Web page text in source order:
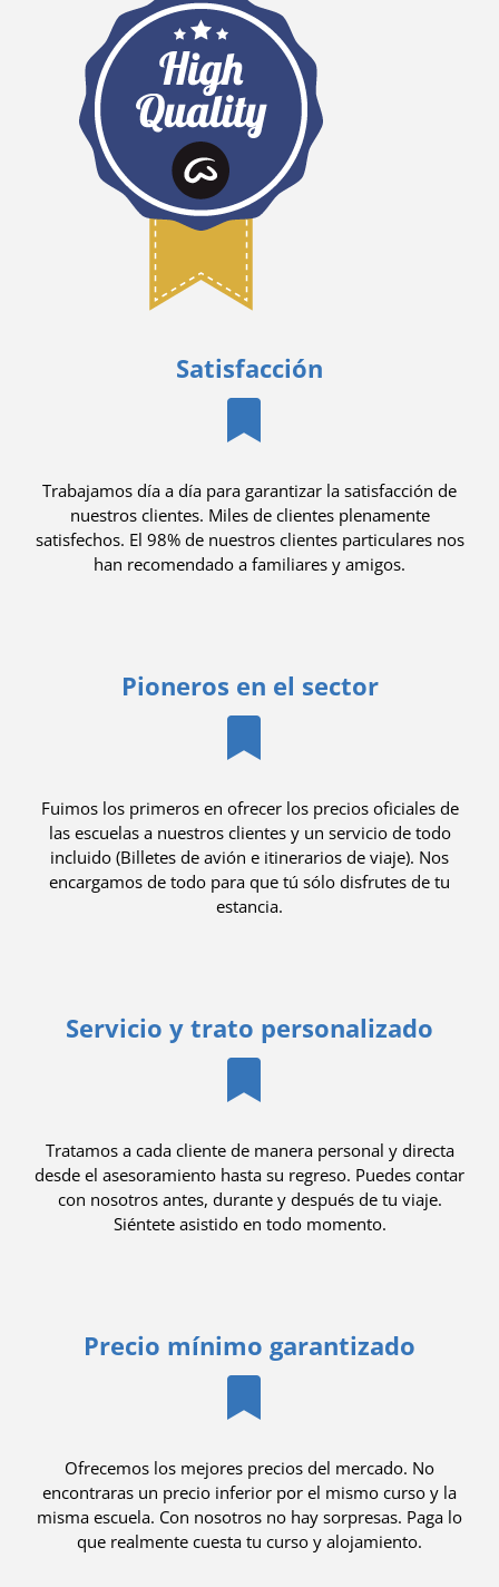
Satisfacción
Trabajamos día a día para garantizar la satisfacción de
nuestros clientes. Miles de clientes plenamente
satisfechos. El 98% de nuestros clientes particulares nos
han recomendado a familiares y amigos.
Pioneros en el sector
Fuimos los primeros en ofrecer los precios oficiales de
las escuelas a nuestros clientes y un servicio de todo
incluido (Billetes de avión e itinerarios de viaje). Nos
encargamos de todo para que tú sólo disfrutes de tu
estancia.
Servicio y trato personalizado
Tratamos a cada cliente de manera personal y directa
desde el asesoramiento hasta su regreso. Puedes contar
con nosotros antes, durante y después de tu viaje.
Siéntete asistido en todo momento.
Precio mínimo garantizado
Ofrecemos los mejores precios del mercado. No
encontraras un precio inferior por el mismo curso y la
misma escuela. Con nosotros no hay sorpresas. Paga lo
que realmente cuesta tu curso y alojamiento.